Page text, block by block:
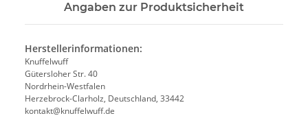
Angaben zur Produktsicherheit
Herstellerinformationen:
Knuffelwuff
Gütersloher Str. 40
Nordrhein-Westfalen
Herzebrock-Clarholz, Deutschland, 33442
kontakt@knuffelwuff.de